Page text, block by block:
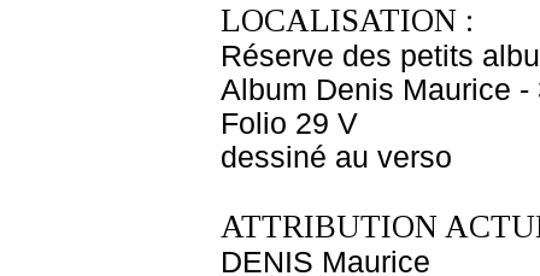
LOCALISATION :
Réserve des petits
Album Denis Maurice -
Folio 29 V
dessiné au verso
ATTRIBUTION
DENIS Maurice